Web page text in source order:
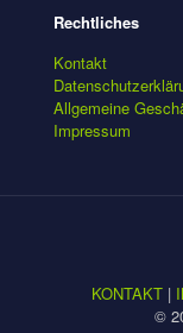
Rechtliches
Kontakt
Allgemeine
Impressum
KONTAKT|
©